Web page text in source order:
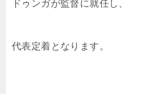
ドゥンガが監督に就任し、
代表定着となります。